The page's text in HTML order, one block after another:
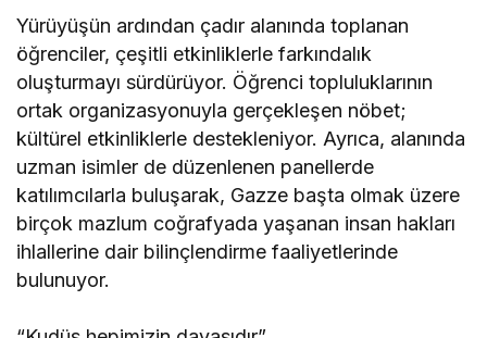
Yürüyüşün ardından çadır alanında toplanan
öğrenciler, çeşitli etkinliklerle farkındalık
oluşturmayı sürdürüyor. Öğrenci topluluklarının
ortak organizasyonuyla gerçekleşen nöbet;
kültürel etkinliklerle destekleniyor. Ayrıca, alanında
uzman isimler de düzenlenen panellerde
katılımcılarla buluşarak, Gazze başta olmak üzere
birçok mazlum coğrafyada yaşanan insan hakları
ihlallerine dair bilinçlendirme faaliyetlerinde
bulunuyor.